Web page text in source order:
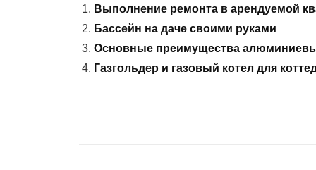
Выполнение ремонта в арендуемой
Бассейн на даче своими руками
Основные преимущества
Газгольдер и газовый котел для